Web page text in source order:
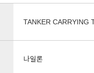
TANKER CARRYING
나일론